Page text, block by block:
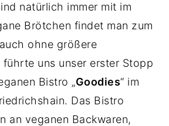
natürlich immer mit im
Brötchen findet man zum
ohne größere
führte uns unser erster Stopp
Bistro „Goodies“ im
Das Bistro
an veganen Backwaren,